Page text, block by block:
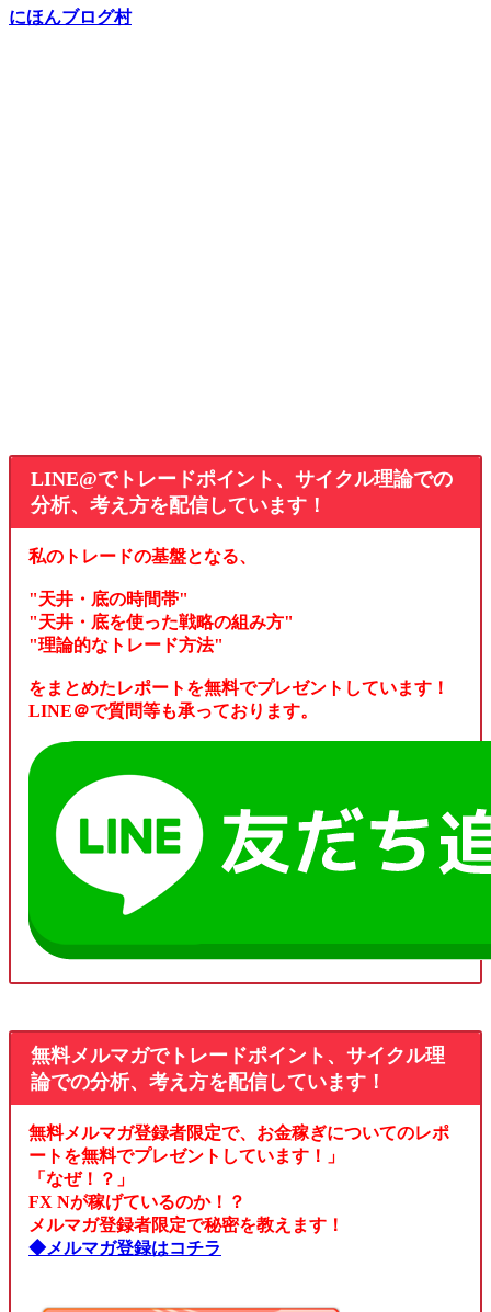
にほんブログ村
LINE@でトレードポイント、サイクル理論での
分析、考え方を配信しています！
私のトレードの基盤となる、
"天井・底の時間帯"
"天井・底を使った戦略の組み方"
"理論的なトレード方法"
をまとめたレポートを無料でプレゼントしています！
LINE＠で質問等も承っております。
無料メルマガでトレードポイント、サイクル理
論での分析、考え方を配信しています！
無料メルマガ登録者限定で、お金稼ぎについてのレポ
ートを無料でプレゼントしています！」
「なぜ！？」
FX Nが稼げているのか！？
メルマガ登録者限定で秘密を教えます！
◆メルマガ登録はコチラ